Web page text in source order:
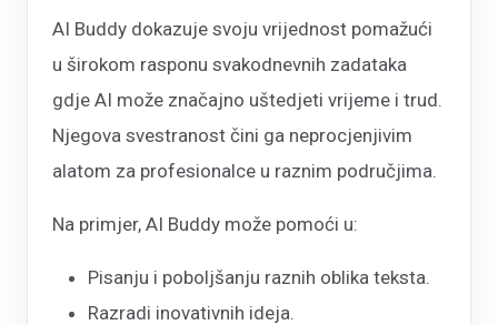
AI Buddy dokazuje svoju vrijednost pomažući
u širokom rasponu svakodnevnih zadataka
gdje AI može značajno uštedjeti vrijeme i trud.
Njegova svestranost čini ga neprocjenjivim
alatom za profesionalce u raznim područjima.
Na primjer, AI Buddy može pomoći u:
Pisanju i poboljšanju raznih oblika teksta.
Razradi inovativnih ideja.